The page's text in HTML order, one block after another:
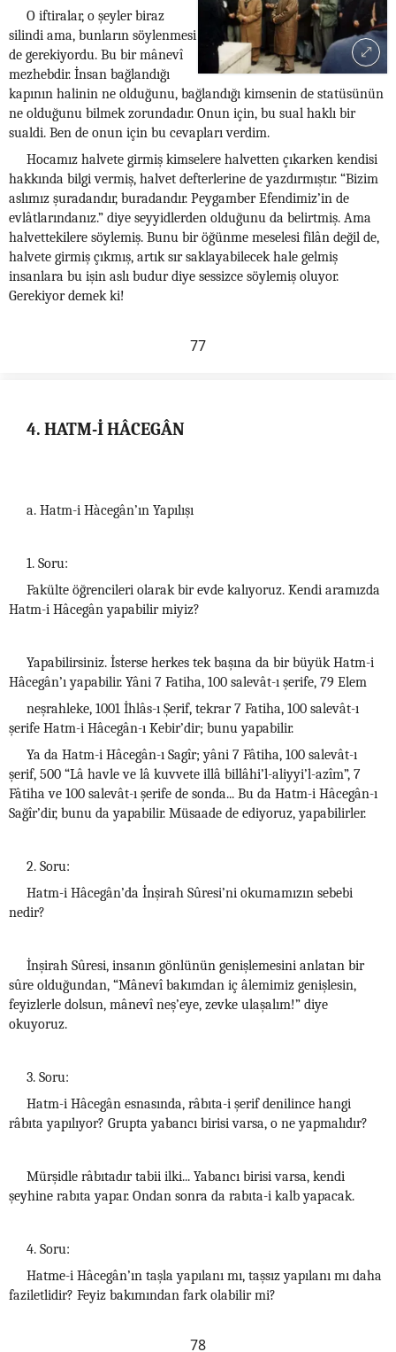
O iftiralar, o şeyler biraz
silindi ama, bunların söylenmesi
de gerekiyordu. Bu bir mânevî
mezhebdir. İnsan bağlandığı
kapının halinin ne olduğunu, bağlandığı kimsenin de statüsünün
ne olduğunu bilmek zorundadır. Onun için, bu sual haklı bir
sualdi. Ben de onun için bu cevapları verdim.
Hocamız halvete girmiş kimselere halvetten çıkarken kendisi
hakkında bilgi vermiş, halvet defterlerine de yazdırmıştır. “Bizim
aslımız şuradandır, buradandır. Peygamber Efendimiz’in de
evlâtlarındanız.” diye seyyidlerden olduğunu da belirtmiş. Ama
halvettekilere söylemiş. Bunu bir öğünme meselesi filân değil de,
halvete girmiş çıkmış, artık sır saklayabilecek hale gelmiş
insanlara bu işin aslı budur diye sessizce söylemiş oluyor.
Gerekiyor demek ki!
77
4. HATM-İ HÂCEGÂN
a. Hatm-i Hàcegân’ın Yapılışı
1. Soru:
Fakülte öğrencileri olarak bir evde kalıyoruz. Kendi aramızda
Hatm-i Hâcegân yapabilir miyiz?
Yapabilirsiniz. İsterse herkes tek başına da bir büyük Hatm-i
Hâcegân’ı yapabilir. Yâni 7 Fatiha, 100 salevât-ı şerife, 79 Elem
neşrahleke, 1001 İhlâs-ı Şerif, tekrar 7 Fatiha, 100 salevât-ı
şerife Hatm-i Hâcegân-ı Kebir’dir; bunu yapabilir.
Ya da Hatm-i Hâcegân-ı Sagîr; yâni 7 Fâtiha, 100 salevât-ı
şerif, 500 “Lâ havle ve lâ kuvvete illâ billâhi’l-aliyyi’l-azîm”, 7
Fâtiha ve 100 salevât-ı şerife de sonda... Bu da Hatm-i Hâcegân-ı
Sağîr’dir, bunu da yapabilir. Müsaade de ediyoruz, yapabilirler.
2. Soru:
Hatm-i Hâcegân’da İnşirah Sûresi’ni okumamızın sebebi
nedir?
İnşirah Sûresi, insanın gönlünün genişlemesini anlatan bir
sûre olduğundan, “Mânevî bakımdan iç âlemimiz genişlesin,
feyizlerle dolsun, mânevî neş’eye, zevke ulaşalım!” diye
okuyoruz.
3. Soru:
Hatm-i Hâcegân esnasında, râbıta-i şerif denilince hangi
râbıta yapılıyor? Grupta yabancı birisi varsa, o ne yapmalıdır?
Mürşidle râbıtadır tabii ilki... Yabancı birisi varsa, kendi
şeyhine rabıta yapar. Ondan sonra da rabıta-i kalb yapacak.
4. Soru:
Hatme-i Hâcegân’ın taşla yapılanı mı, taşsız yapılanı mı daha
faziletlidir? Feyiz bakımından fark olabilir mi?
78